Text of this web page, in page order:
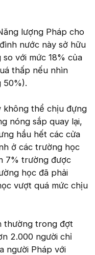
lượng Pháp cho
nước này sở hữu
với mức 18% của
thấp nếu nhìn
50%).
không thể chịu đựng
nóng sắp quay lại,
hầu hết các cửa
ở các trường học
7% trường được
học đã phải
vượt quá mức chịu
thường trong đợt
2.000 người chỉ
người Pháp với